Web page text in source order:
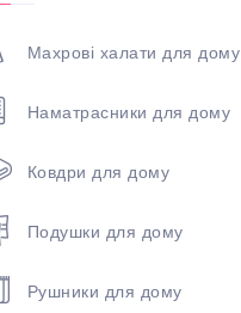
Махрові халати для дому
Наматрасники для дому
Ковдри для дому
Подушки для дому
Рушники для дому